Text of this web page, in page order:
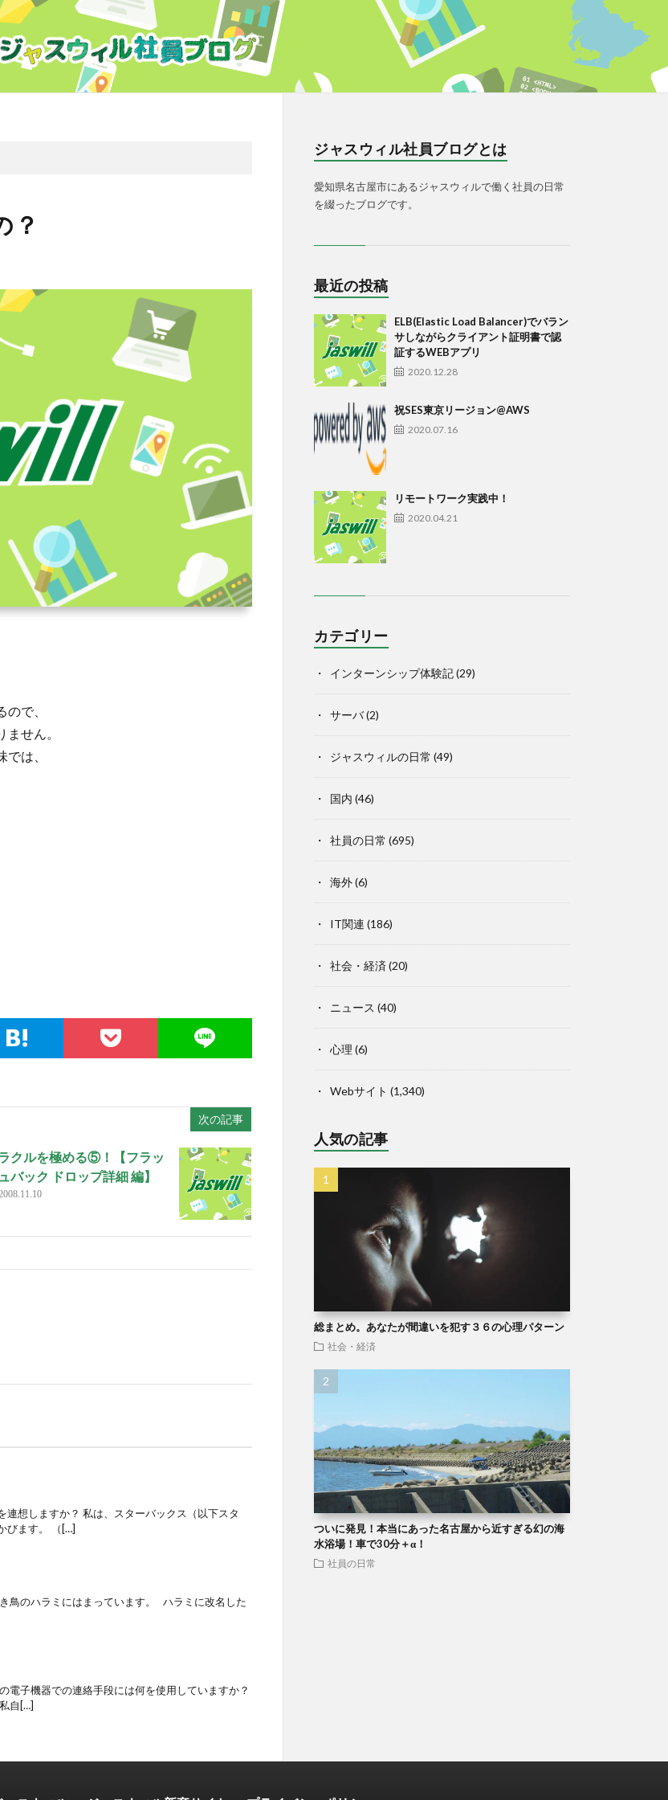
？
で、
せん。
は、
次の記事
クルを極める⑤！【フラッ
バック ドロップ詳細 編】
想しますか？ 私は、スターバックス（以下スタ
びます。 （[…]
鳥のハラミにはまっています。 ハラミに改名した
電子機器での連絡手段には何を使用していますか？
自[…]
ジャスウィル社員ブログとは
愛知県名古屋市にあるジャスウィルで働く社員の日常
を綴ったブログです。
最近の投稿
ELB(Elastic Load Balancer)でバラン
サしながらクライアント証明書で認
証するWEBアプリ
2020.12.28
祝SES東京リージョン@AWS
2020.07.16
リモートワーク実践中！
2020.04.21
カテゴリー
インターンシップ体験記(29)
サーバ(2)
ジャスウィルの日常 (49)
国内 (46)
社員の日常 (695)
海外(6)
IT関連 (186)
社会・経済(20)
ニュース (40)
心理 (6)
Webサイト (1,340)
人気の記事
総まとめ。あなたが間違いを犯す３６の心理パターン
社会・経済
ついに発見！本当にあった名古屋から近すぎる幻の海
水浴場！車で30分＋α！
社員の日常